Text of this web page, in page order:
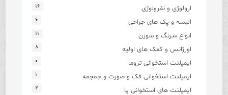
ارولوژی و نفرولوژی ۱۶
البسه و پک های جراحی ۶
انواع سرنگ و سوزن ۱۱
اورژانس و کمک های اولیه ۸
ایمپلنت استخوانی تروما ۰
ایمپلنت استخوانی فک و صورت و جمجمه ۱
ایمپلنت های استخوانی پا ۲